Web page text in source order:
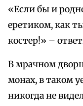
«Если бы и
еретиком, как
костер!» –
В мрачном
монах, в таком
никогда не